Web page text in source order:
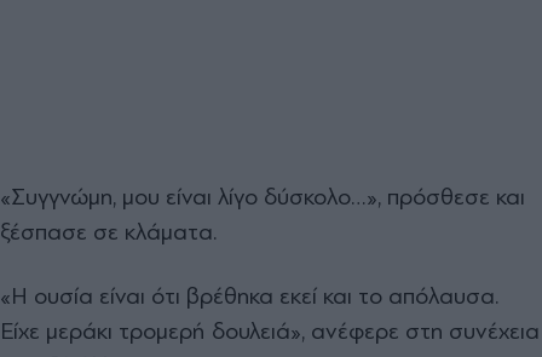
«Συγγνώμη, μου είναι λίγο δύσκολο…», πρόσθεσε και
ξέσπασε σε κλάματα.
«Η ουσία είναι ότι βρέθηκα εκεί και το απόλαυσα.
Είχε μεράκι τρομερή δουλειά», ανέφερε στη συνέχεια